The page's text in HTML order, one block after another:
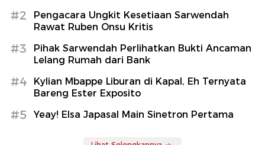
#2
Pengacara Ungkit Kesetiaan Sarwendah
Rawat Ruben Onsu Kritis
#3
Pihak Sarwendah Perlihatkan Bukti Ancaman
Lelang Rumah dari Bank
#4
Kylian Mbappe Liburan di Kapal, Eh Ternyata
Bareng Ester Exposito
#5 Yeay! Elsa Japasal Main Sinetron Pertama